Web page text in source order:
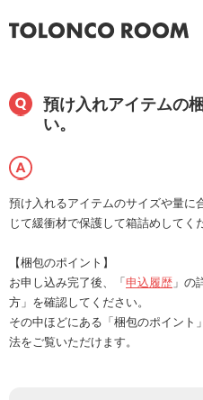
預け入れアイテムの
い。
預け入れるアイテムのサイズや量に
じて緩衝材で保護して箱詰めしてく
【梱包のポイント】
お申し込み完了後、「申込履歴 」の
方」を確認してください。
その中ほどにある「梱包のポイント
法をご覧いただけます。